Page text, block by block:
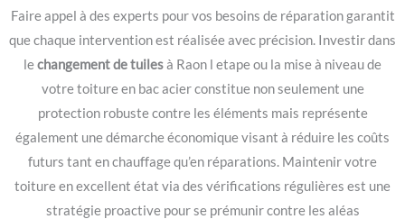
Faire appel à des experts pour vos besoins de réparation garantit
que chaque intervention est réalisée avec précision. Investir dans
lechangement de tuilesà Raon l etape ou la mise à niveau de
votre toiture en bac acier constitue non seulement une
protection robuste contre les éléments mais représente
également une démarche économique visant à réduire les coûts
futurs tant en chauffage qu’en réparations. Maintenir votre
toiture en excellent état via des vérifications régulières est une
stratégie proactive pour se prémunir contre les aléas